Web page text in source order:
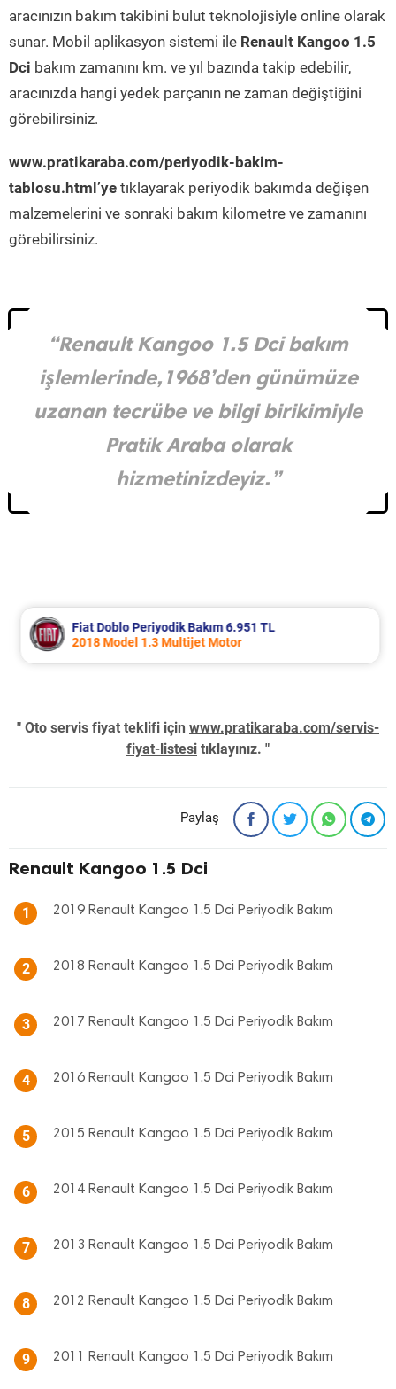
aracınızın bakım takibini bulut teknolojisiyle online olarak
sunar. Mobil aplikasyon sistemi ile Renault Kangoo 1.5
Dci bakım zamanını km. ve yıl bazında takip edebilir,
aracınızda hangi yedek parçanın ne zaman değiştiğini
görebilirsiniz.
www.pratikaraba.com/periyodik-bakim-
tablosu.html’ye tıklayarak periyodik bakımda değişen
malzemelerini ve sonraki bakım kilometre ve zamanını
görebilirsiniz.
“Renault Kangoo 1.5 Dci bakım
işlemlerinde,1968’den günümüze
uzanan tecrübe ve bilgi birikimiyle
Pratik Araba olarak
hizmetinizdeyiz.”
Fiat Doblo Periyodik Bakım 6.951 TL
2018 Model 1.3 Multijet Motor
" Oto servis fiyat teklifi için www.pratikaraba.com/servis-
fiyat-listesi tıklayınız. "
Paylaş
Renault Kangoo 1.5 Dci
1 2019 Renault Kangoo 1.5 Dci Periyodik Bakım
2 2018 Renault Kangoo 1.5 Dci Periyodik Bakım
3 2017 Renault Kangoo 1.5 Dci Periyodik Bakım
4 2016 Renault Kangoo 1.5 Dci Periyodik Bakım
5 2015 Renault Kangoo 1.5 Dci Periyodik Bakım
6 2014 Renault Kangoo 1.5 Dci Periyodik Bakım
7 2013 Renault Kangoo 1.5 Dci Periyodik Bakım
8 2012 Renault Kangoo 1.5 Dci Periyodik Bakım
9 2011 Renault Kangoo 1.5 Dci Periyodik Bakım